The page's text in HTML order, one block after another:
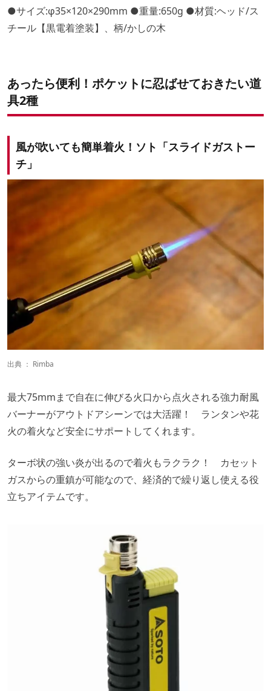
●サイズ:φ35×120×290mm ●重量:650g ●材質:ヘッド/ス
チール【黒電着塗装】、柄/かしの木
あったら便利！ポケットに忍ばせておきたい道
具2種
風が吹いても簡単着火！ソト「スライドガストー
チ」
出典 ： Rimba
最大75mmまで自在に伸びる火口から点火される強力耐風
バーナーがアウトドアシーンでは大活躍！ ランタンや花
火の着火など安全にサポートしてくれます。
ターボ状の強い炎が出るので着火もラクラク！ カセット
ガスからの重鎮が可能なので、経済的で繰り返し使える役
立ちアイテムです。